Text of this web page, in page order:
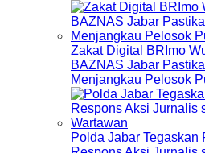
Zakat Digital BRImo
BAZNAS Jabar
Menjangkau Pelosok
Polda Jabar Tegaskan